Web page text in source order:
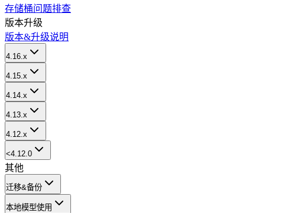
存储桶问题排查
版本升级
版本&升级说明
4.16.x
4.15.x
4.14.x
4.13.x
4.12.x
<4.12.0
其他
迁移&备份
本地模型使用